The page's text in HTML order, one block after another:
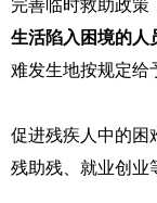
完善临时救助政策
生活陷入困境的人
难发生地按规定给
促进残疾人中的困
残助残、就业创业